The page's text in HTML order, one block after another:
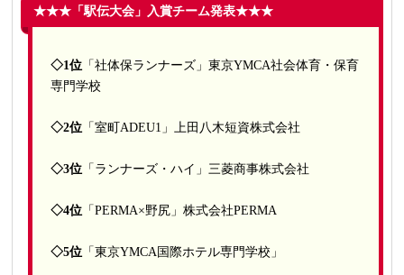
★★★「駅伝大会」入賞チーム発表★★★
◇1位「社体保ランナーズ」東京YMCA社会体育・保育
専門学校
◇2位「室町ADEU1」 上田八木短資株式会社
◇3位「ランナーズ・ハイ」三菱商事株式会社
◇4位「PERMA×野尻」株式会社PERMA
◇5位「東京YMCA国際ホテル専門学校」